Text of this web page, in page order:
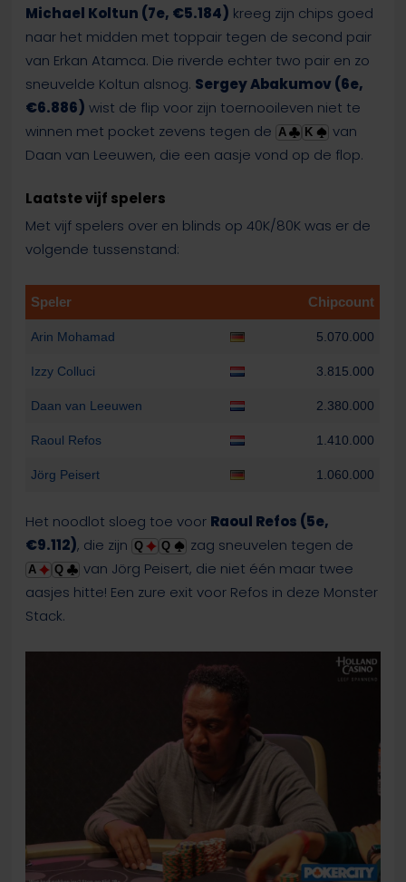
Michael Koltun (7e, €5.184) kreeg zijn chips goed
naar het midden met toppair tegen de second pair
van Erkan Atamca. Die riverde echter two pair en zo
sneuvelde Koltun alsnog. Sergey Abakumov (6e,
€6.886) wist de flip voor zijn toernooileven niet te
winnen met pocket zevens tegen de A K
van
Daan van Leeuwen, die een aasje vond op de flop.
Laatste vijf spelers
Met vijf spelers over en blinds op 40K/80K was er de
volgende tussenstand:
Speler Chipcount
Arin Mohamad 5.070.000
Izzy Colluci 3.815.000
Daan van Leeuwen 2.380.000
Raoul Refos 1.410.000
Jörg Peisert 1.060.000
Het noodlot sloeg toe voor Raoul Refos (5e,
€9.112), die zijn Q Q zag sneuvelen tegen de
A Q
van Jörg Peisert, die niet één maar twee
aasjes hitte! Een zure exit voor Refos in deze Monster
Stack.